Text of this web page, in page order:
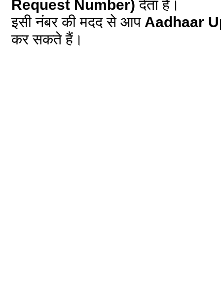
Request Number) देता है।
इसी नंबर की मदद से आप Aadhaar
कर सकते हैं।